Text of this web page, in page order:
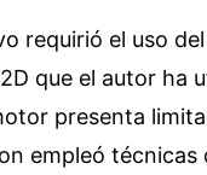
requirió el uso
que el autor ha
presenta
empleó